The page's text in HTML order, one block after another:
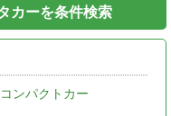
カーを条件検索
コンパクトカー